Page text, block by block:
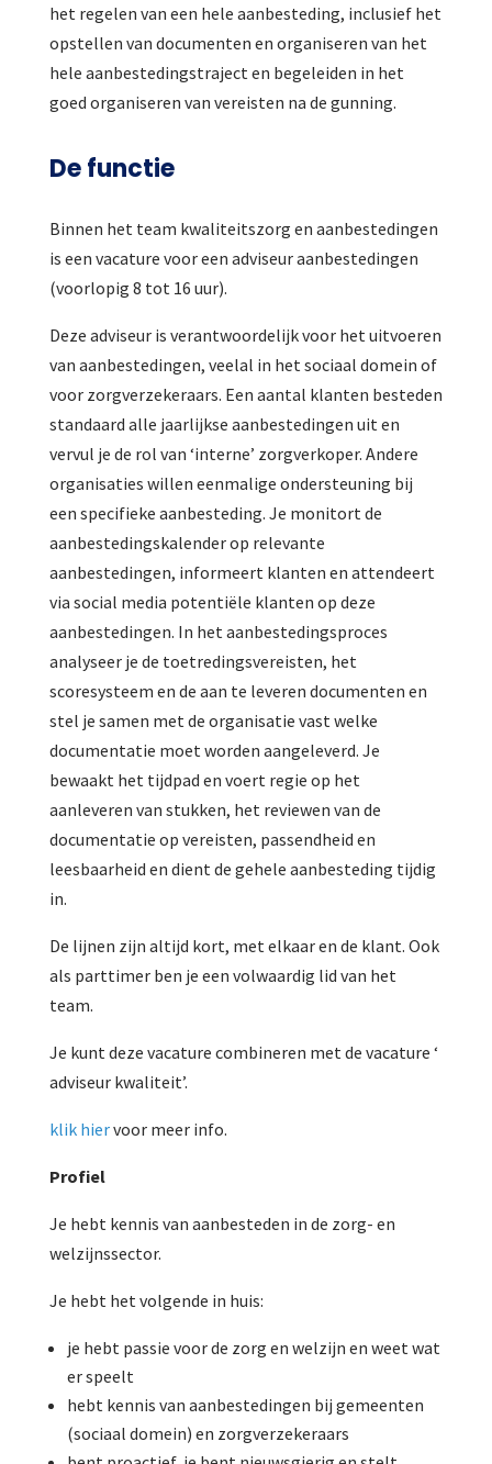
het regelen van een hele aanbesteding, inclusief het
opstellen van documenten en organiseren van het
hele aanbestedingstraject en begeleiden in het
goed organiseren van vereisten na de gunning.
De functie
Binnen het team kwaliteitszorg en aanbestedingen
is een vacature voor een adviseur aanbestedingen
(voorlopig 8 tot 16 uur).
Deze adviseur is verantwoordelijk voor het uitvoeren
van aanbestedingen, veelal in het sociaal domein of
voor zorgverzekeraars. Een aantal klanten besteden
standaard alle jaarlijkse aanbestedingen uit en
vervul je de rol van ‘interne’ zorgverkoper. Andere
organisaties willen eenmalige ondersteuning bij
een specifieke aanbesteding. Je monitort de
aanbestedingskalender op relevante
aanbestedingen, informeert klanten en attendeert
via social media potentiële klanten op deze
aanbestedingen. In het aanbestedingsproces
analyseer je de toetredingsvereisten, het
scoresysteem en de aan te leveren documenten en
stel je samen met de organisatie vast welke
documentatie moet worden aangeleverd. Je
bewaakt het tijdpad en voert regie op het
aanleveren van stukken, het reviewen van de
documentatie op vereisten, passendheid en
leesbaarheid en dient de gehele aanbesteding tijdig
in.
De lijnen zijn altijd kort, met elkaar en de klant. Ook
als parttimer ben je een volwaardig lid van het
team.
Je kunt deze vacature combineren met de vacature ‘
adviseur kwaliteit’.
klik hiervoor meer info.
Profiel
Je hebt kennis van aanbesteden in de zorg- en
welzijnssector.
Je hebt het volgende in huis:
je hebt passie voor de zorg en welzijn en weet wat
er speelt
hebt kennis van aanbestedingen bij gemeenten
(sociaal domein) en zorgverzekeraars